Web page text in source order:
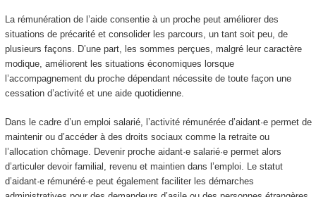
La rémunération de l’aide consentie à un proche peut améliorer des
situations de précarité et consolider les parcours, un tant soit peu, de
plusieurs façons. D’une part, les sommes perçues, malgré leur caractère
modique, améliorent les situations économiques lorsque
l’accompagnement du proche dépendant nécessite de toute façon une
cessation d’activité et une aide quotidienne.
Dans le cadre d’un emploi salarié, l’activité rémunérée d’aidant·e permet de
maintenir ou d’accéder à des droits sociaux comme la retraite ou
l’allocation chômage. Devenir proche aidant·e salarié·e permet alors
d’articuler devoir familial, revenu et maintien dans l’emploi. Le statut
d’aidant·e rémunéré·e peut également faciliter les démarches